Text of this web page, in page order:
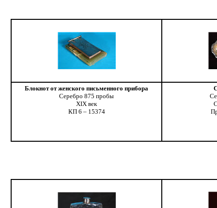
Блокнот от женского письменного прибора
Серебро 875 пробы
XIX век
КП 6 – 15374